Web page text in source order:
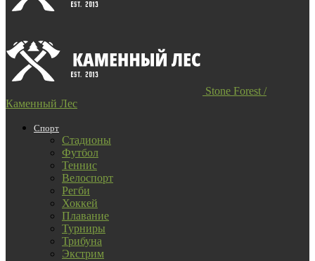
Stone Forest /
Каменный Лес
Спорт
Стадионы
Футбол
Теннис
Велоспорт
Регби
Хоккей
Плавание
Турниры
Трибуна
Экстрим